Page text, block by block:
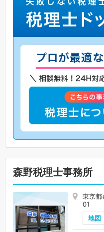
森野税理士事務所
東京都
01
地図